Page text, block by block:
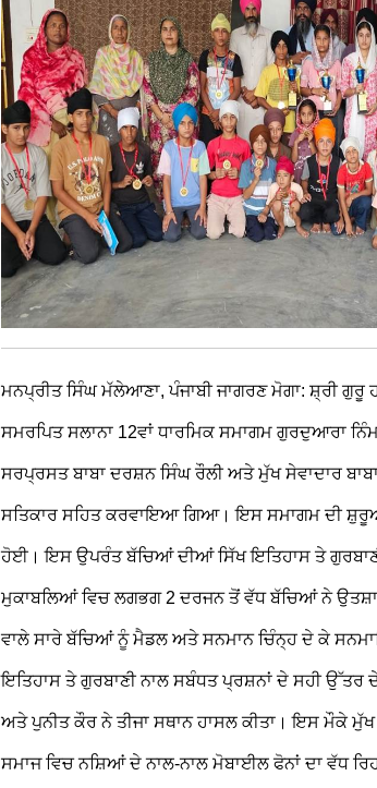
ਮਨਪ੍ਰੀਤ ਸਿੰਘ ਮੱਲੇਆਣਾ, ਪੰਜਾਬੀ ਜਾਗਰਣ ਮੋਗਾ: ਸ਼੍ਰੀ ਗੁਰੂ
ਸਮਰਪਿਤ ਸਲਾਨਾ 12ਵਾਂ ਧਾਰਮਿਕ ਸਮਾਗਮ ਗੁਰਦੁਆਰਾ
ਸਰਪ੍ਰਸਤ ਬਾਬਾ ਦਰਸ਼ਨ ਸਿੰਘ ਰੌਲੀ ਅਤੇ ਮੁੱਖ ਸੇਵਾਦਾਰ
ਸਤਿਕਾਰ ਸਹਿਤ ਕਰਵਾਇਆ ਗਿਆ। ਇਸ ਸਮਾਗਮ ਦੀ
ਹੋਈ। ਇਸ ਉਪਰੰਤ ਬੱਚਿਆਂ ਦੀਆਂ ਸਿੱਖ ਇਤਿਹਾਸ ਤੇ
ਮੁਕਾਬਲਿਆਂ ਵਿਚ ਲਗਭਗ 2 ਦਰਜਨ ਤੋਂ ਵੱਧ ਬੱਚਿਆਂ ਨੇ
ਵਾਲੇ ਸਾਰੇ ਬੱਚਿਆਂ ਨੂੰ ਮੈਡਲ ਅਤੇ ਸਨਮਾਨ ਚਿੰਨ੍ਹ ਦੇ ਕੇ
ਇਤਿਹਾਸ ਤੇ ਗੁਰਬਾਣੀ ਨਾਲ ਸਬੰਧਤ ਪ੍ਰਸ਼ਨਾਂ ਦੇ ਸਹੀ ਉੱਤਰ
ਅਤੇ ਪੁਨੀਤ ਕੌਰ ਨੇ ਤੀਜਾ ਸਥਾਨ ਹਾਸਲ ਕੀਤਾ। ਇਸ ਮੌਕੇ ਮੁੱਖ
ਸਮਾਜ ਵਿਚ ਨਸ਼ਿਆਂ ਦੇ ਨਾਲ-ਨਾਲ ਮੋਬਾਈਲ ਫੋਨਾਂ ਦਾ ਵੱਧ